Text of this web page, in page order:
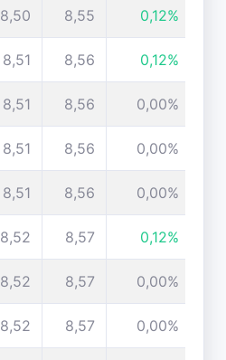
8,50 8,55 0,12%
8,51 8,56 0,12%
8,51 8,56 0,00%
8,51 8,56 0,00%
8,51 8,56 0,00%
8,52 8,57 0,12%
8,52 8,57 0,00%
8,52 8,57 0,00%